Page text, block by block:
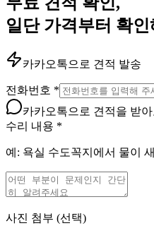
일단 가격부터 확
카카오톡으로 견적 발송
전화번호 *
카카오톡으로 견적을 받
수리 내용 *
예: 욕실 수도꼭지에서 물이
사진 첨부 (선택)